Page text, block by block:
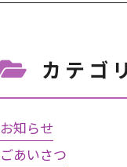
カテゴ
お知らせ
ごあいさつ